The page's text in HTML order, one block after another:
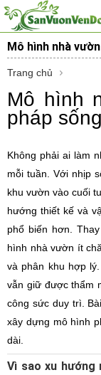
Mô hình nhà
Trang chủ
Mô hình
pháp
Không phải ai làm
mỗi tuần. Với nhịp
khu vườn vào cuối
hướng thiết kế và
phổ biến hơn.
hình nhà vườn ít
và phân khu hợp
vẫn giữ được thẩm
công sức duy trì.
xây dựng mô hình
dài.
Vì sao xu hướng